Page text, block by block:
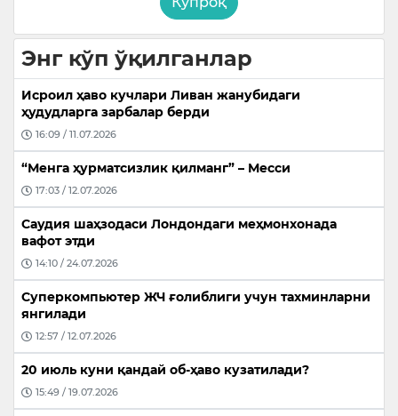
Энг кўп ўқилганлар
Исроил ҳаво кучлари Ливан жанубидаги
ҳудудларга зарбалар берди
16:09 / 11.07.2026
“Менга ҳурматсизлик қилманг” – Месси
17:03 / 12.07.2026
Саудия шаҳзодаси Лондондаги меҳмонхонада
вафот этди
14:10 / 24.07.2026
Суперкомпьютер ЖЧ ғолиблиги учун тахминларни
янгилади
12:57 / 12.07.2026
20 июль куни қандай об-ҳаво кузатилади?
15:49 / 19.07.2026